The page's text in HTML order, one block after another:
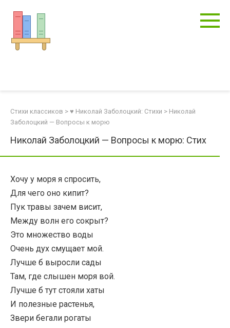
контенту
Стихи классиков > ♥ Николай Заболоцкий: Стихи > Николай
Заболоцкий — Вопросы к морю
Николай Заболоцкий — Вопросы к морю: Стих
Хочу у моря я спросить,
Для чего оно кипит?
Пук травы зачем висит,
Между волн его сокрыт?
Это множество воды
Очень дух смущает мой.
Лучше б выросли сады
Там, где слышен моря вой.
Лучше б тут стояли хаты
И полезные растенья,
Звери бегали рогаты